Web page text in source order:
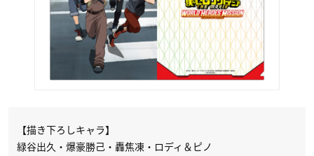
【描き下ろしキャラ】
緑谷出久・爆豪勝己・轟焦凍・ロディ＆ピノ